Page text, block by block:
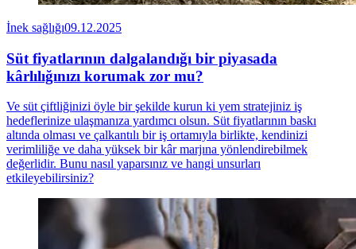
İnek sağlığı09.12.2025
Süt fiyatlarının dalgalandığı bir piyasada
kârlılığınızı korumak zor mu?
Ve süt çiftliğinizi öyle bir şekilde kurun ki yem stratejiniz iş
hedeflerinize ulaşmanıza yardımcı olsun. Süt fiyatlarının baskı
altında olması ve çalkantılı bir iş ortamıyla birlikte, kendinizi
verimliliğe ve daha yüksek bir kâr marjına yönlendirebilmek
değerlidir. Bunu nasıl yaparsınız ve hangi unsurları
etkileyebilirsiniz?